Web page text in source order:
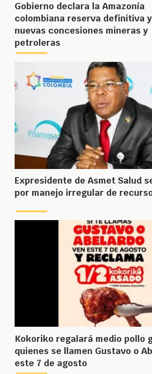
Gobierno declara la Amazonía
colombiana reserva definitiva
nuevas concesiones mineras y
petroleras
Expresidente de Asmet Salud
por manejo irregular de
Kokoriko regalará medio pollo
quienes se llamen Gustavo o
este 7 de agosto